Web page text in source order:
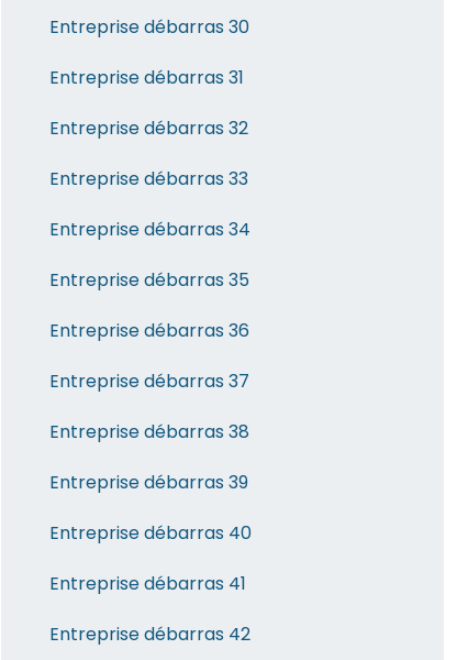
Entreprise débarras 30
Entreprise débarras 31
Entreprise débarras 32
Entreprise débarras 33
Entreprise débarras 34
Entreprise débarras 35
Entreprise débarras 36
Entreprise débarras 37
Entreprise débarras 38
Entreprise débarras 39
Entreprise débarras 40
Entreprise débarras 41
Entreprise débarras 42